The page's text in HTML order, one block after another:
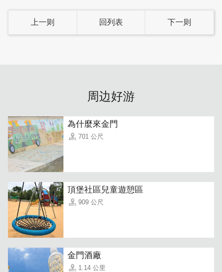
办公室布置简单明亮，该有的资讯应有尽有，宛如旅游小帮
手！一旁的展示架不只提供纸本导览手册，还有金门文化书
籍。另还有手机浏览的「金门行动旅服」旅游好工具！内有
上一则 回列表 下一则
周边好游
為什麼來金門
701 公尺
頂堡社區兒童遊憩區
909 公尺
金門酒廠
1.14 公里